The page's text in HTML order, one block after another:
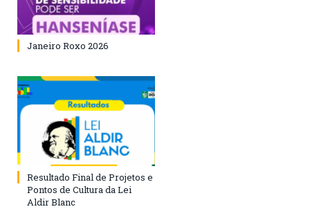
Janeiro Roxo 2026
Resultado Final de Projetos e
Pontos de Cultura da Lei
Aldir Blanc